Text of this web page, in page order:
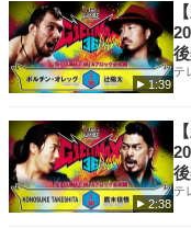
1:39
テ
2:38
テ